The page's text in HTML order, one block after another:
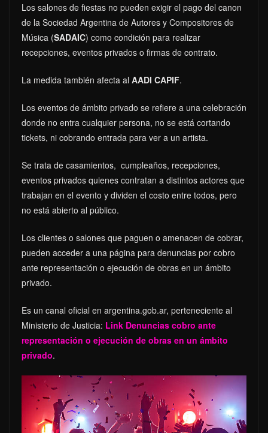
Los salones de fiestas no pueden exigir el pago del canon
de la Sociedad Argentina de Autores y Compositores de
Música (SADAIC) como condición para realizar
recepciones, eventos privados o firmas de contrato.
La medida también afecta al AADI CAPIF.
Los eventos de ámbito privado se refiere a una celebración
donde no entra cualquier persona, no se está cortando
tickets, ni cobrando entrada para ver a un artista.
Se trata de casamientos, cumpleaños, recepciones,
eventos privados quienes contratan a distintos actores que
trabajan en el evento y dividen el costo entre todos, pero
no está abierto al público.
Los clientes o salones que paguen o amenacen de cobrar,
pueden acceder a una página para denuncias por cobro
ante representación o ejecución de obras en un ámbito
privado.
Es un canal oficial en argentina.gob.ar, perteneciente al
Ministerio de Justicia: Link Denuncias cobro ante
representación o ejecución de obras en un ámbito
privado.